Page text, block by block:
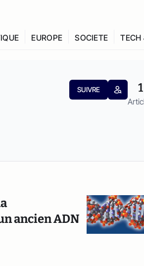
EUROPE SOCIETE TECH
SUIVRE 1
ancien ADN